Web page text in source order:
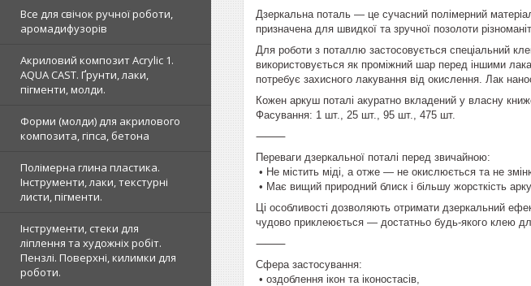
Все для свічок ручної роботи,
аромадифузорів
Акриловий композит Acrylic 1.
AQUA CAST. Ґрунти, лаки,
пігменти, молди.
Форми (молди) для акрилового
композита, гіпса, бетона
Полімерна глина пластика.
Інструменти, лаки, текстурні
листи, пігменти.
Інструменти, стеки для
ліплення та художніх робіт.
Пензлі. Поверхні, килимки для
роботи.
Дзеркальна поталь — це сучасний полімерний
призначена для швидкої та зручної позолоти
Для роботи з поталлю застосовується спеціальний
використовується як проміжний шар перед іншими
потребує захисного лакування від окислення. Лак
Кожен аркуш поталі акуратно вкладений у власну
Фасування: 1 шт., 25 шт., 95 шт., 475 шт.
⸻
Переваги дзеркальної поталі перед звичайною:
• Не містить міді, а отже — не окислюється та не
• Має вищий природний блиск і більшу жорсткість
Ці особливості дозволяють отримати дзеркальний
чудово приклеюється — достатньо будь-якого клею
⸻
Сфера застосування:
• оздоблення ікон та іконостасів,